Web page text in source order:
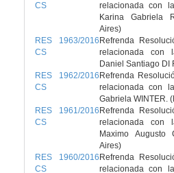
CS
relacionada con
Karina Gabriela
Aires)
RES 1963/2016
CS
Refrenda
relacionada con
Daniel Santiago DI
RES 1962/2016
CS
Refrenda
relacionada con
Gabriela WINTER.
RES 1961/2016
CS
Refrenda
relacionada con
Maximo Augusto
Aires)
RES 1960/2016
CS
Refrenda
relacionada con